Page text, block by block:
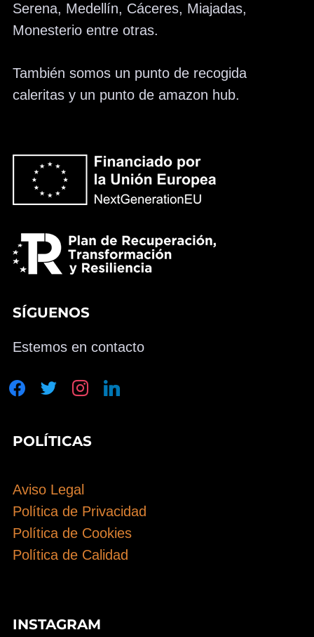
Serena, Medellín, Cáceres, Miajadas,
Monesterio entre otras.
También somos un punto de recogida
caleritas y un punto de amazon hub.
SÍGUENOS
Estemos en contacto
facebooktwitter instagramlinkedin
POLÍTICAS
Aviso Legal
Política de Privacidad
Política de Cookies
Política de Calidad
INSTAGRAM